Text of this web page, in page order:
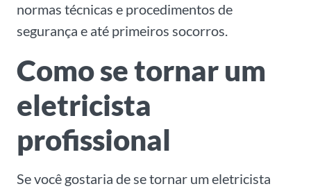
normas técnicas e procedimentos de
segurança e até primeiros socorros.
Como se tornar um
eletricista
profissional
Se você gostaria de se tornar um eletricista